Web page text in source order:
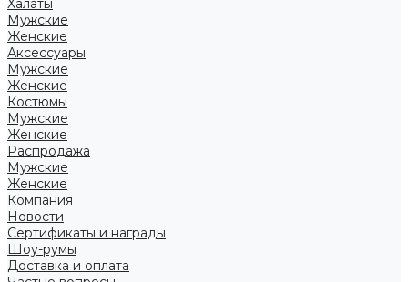
Халаты
Мужские
Женские
Аксессуары
Мужские
Женские
Костюмы
Мужские
Женские
Распродажа
Мужские
Женские
Компания
Новости
Сертификаты и награды
Шоу-румы
Доставка и оплата